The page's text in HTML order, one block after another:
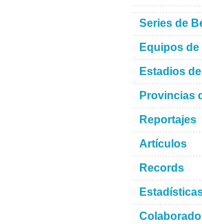
Series de
Equipos de
Estadios
Provincias
Reportajes
Artículos
Records